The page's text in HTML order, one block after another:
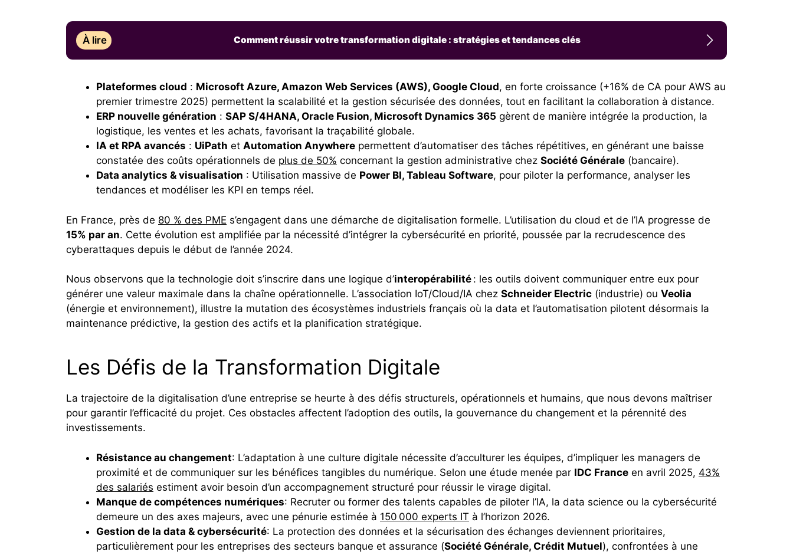
À lire Comment réussir votre transformation digitale : stratégies et tendances clés
Plateformes cloud : Microsoft Azure, Amazon Web Services (AWS), Google Cloud, en forte croissance (+16% de CA pour AWS au
premier trimestre 2025) permettent la scalabilité et la gestion sécurisée des données, tout en facilitant la collaboration à distance.
ERP nouvelle génération : SAP S/4HANA, Oracle Fusion, Microsoft Dynamics 365 gèrent de manière intégrée la production, la
logistique, les ventes et les achats, favorisant la traçabilité globale.
IA et RPA avancés : UiPath et Automation Anywhere permettent d’automatiser des tâches répétitives, en générant une baisse
constatée des coûts opérationnels de plus de 50% concernant la gestion administrative chez Société Générale (bancaire).
Data analytics & visualisation : Utilisation massive de Power BI, Tableau Software, pour piloter la performance, analyser les
tendances et modéliser les KPI en temps réel.
En France, près de 80 % des PME s’engagent dans une démarche de digitalisation formelle. L’utilisation du cloud et de l’IA progresse de
15% par an. Cette évolution est amplifiée par la nécessité d’intégrer la cybersécurité en priorité, poussée par la recrudescence des
cyberattaques depuis le début de l’année 2024.
Nous observons que la technologie doit s’inscrire dans une logique d’interopérabilité : les outils doivent communiquer entre eux pour
générer une valeur maximale dans la chaîne opérationnelle. L’association IoT/Cloud/IA chez Schneider Electric (industrie) ou Veolia
(énergie et environnement), illustre la mutation des écosystèmes industriels français où la data et l’automatisation pilotent désormais la
maintenance prédictive, la gestion des actifs et la planification stratégique.
Les Défis de la Transformation Digitale
La trajectoire de la digitalisation d’une entreprise se heurte à des défis structurels, opérationnels et humains, que nous devons maîtriser
pour garantir l’efficacité du projet. Ces obstacles affectent l’adoption des outils, la gouvernance du changement et la pérennité des
investissements.
Résistance au changement: L’adaptation à une culture digitale nécessite d’acculturer les équipes, d’impliquer les managers de
proximité et de communiquer sur les bénéfices tangibles du numérique. Selon une étude menée par IDC France en avril 2025, 43%
des salariés estiment avoir besoin d’un accompagnement structuré pour réussir le virage digital.
Manque de compétences numériques: Recruter ou former des talents capables de piloter l’IA, la data science ou la cybersécurité
demeure un des axes majeurs, avec une pénurie estimée à 150 000 experts IT à l’horizon 2026.
Gestion de la data & cybersécurité: La protection des données et la sécurisation des échanges deviennent prioritaires,
particulièrement pour les entreprises des secteurs banque et assurance (Société Générale, Crédit Mutuel), confrontées à une